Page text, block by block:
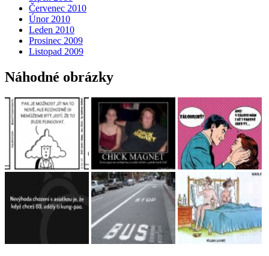
Červenec 2010
Únor 2010
Leden 2010
Prosinec 2009
Listopad 2009
Náhodné obrázky